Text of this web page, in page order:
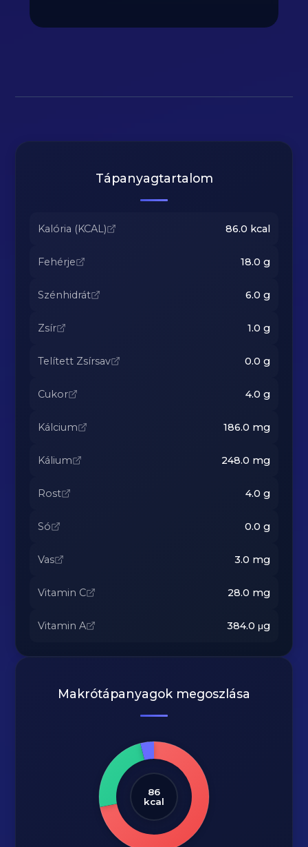
Tápanyagtartalom
Kalória (KCAL) 86.0 kcal
Fehérje 18.0 g
Szénhidrát 6.0 g
Zsír 1.0 g
Telített Zsírsav 0.0 g
Cukor 4.0 g
Kálcium 186.0 mg
Kálium 248.0 mg
Rost 4.0 g
Só 0.0 g
Vas 3.0 mg
Vitamin C 28.0 mg
Vitamin A 384.0 μg
Makrótápanyagok megoszlása
86
kcal